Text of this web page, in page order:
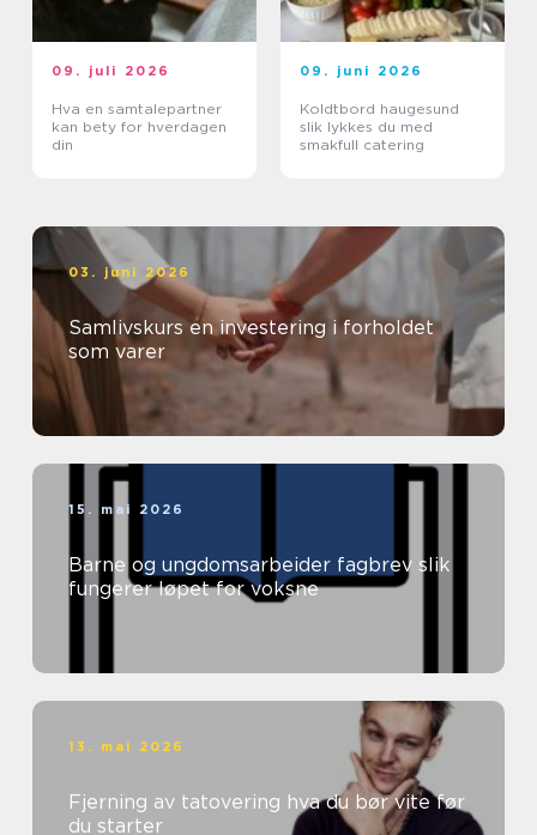
09. juli 2026
Hva en samtalepartner
kan bety for hverdagen
din
09. juni 2026
Koldtbord haugesund
slik lykkes du med
smakfull catering
03. juni 2026
Samlivskurs en investering i forholdet
som varer
15. mai 2026
Barne og ungdomsarbeider fagbrev slik
fungerer løpet for voksne
13. mai 2026
Fjerning av tatovering hva du bør vite før
du starter